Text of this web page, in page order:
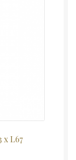
x L67